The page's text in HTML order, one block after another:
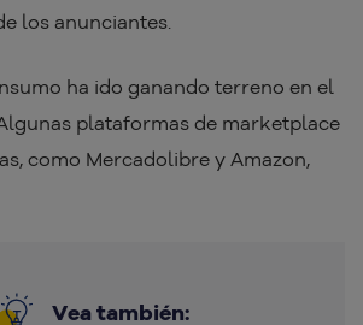
los anunciantes.
ha ido ganando terreno en el
plataformas de marketplace
como Mercadolibre y Amazon,
Vea también: